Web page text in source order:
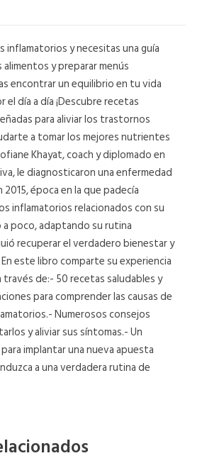
y necesitas una guía
y preparar menús
encontrar un equilibrio en tu vida
día a día ¡Descubre recetas
para aliviar los trastornos
a tomar los mejores nutrientes
Khayat, coach y diplomado en
le diagnosticaron una enfermedad
época en la que padecía
inflamatorios relacionados con su
poco, adaptando su rutina
recuperar el verdadero bienestar y
este libro comparte su experiencia
de:- 50 recetas saludables y
para comprender las causas de
Numerosos consejos
y aliviar sus síntomas.- Un
implantar una nueva apuesta
a una verdadera rutina de